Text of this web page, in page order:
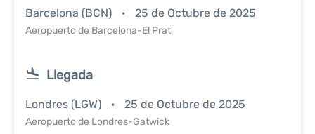
Barcelona (BCN) 25 de Octubre de 2025
Aeropuerto de Barcelona-El Prat
Llegada
Londres (LGW) 25 de Octubre de 2025
Aeropuerto de Londres-Gatwick